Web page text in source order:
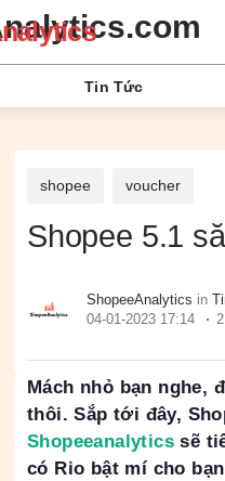
Tin Tức
shopee voucher
Shopee 5.1
ShopeeAnalytics in
04-01-2023 17:14
Mách nhỏ bạn nghe,
thôi. Sắp tới đây,
Shopeeanalytics sẽ
có Rio bật mí cho